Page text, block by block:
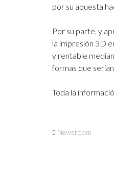
por su apuesta
Por su parte, y
la impresión 3D
y rentable
formas que
Toda la
Newsroom